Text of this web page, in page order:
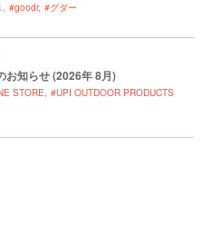
#goodr #グダー
お知らせ (2026年 8月)
STORE #UPI OUTDOOR PRODUCTS